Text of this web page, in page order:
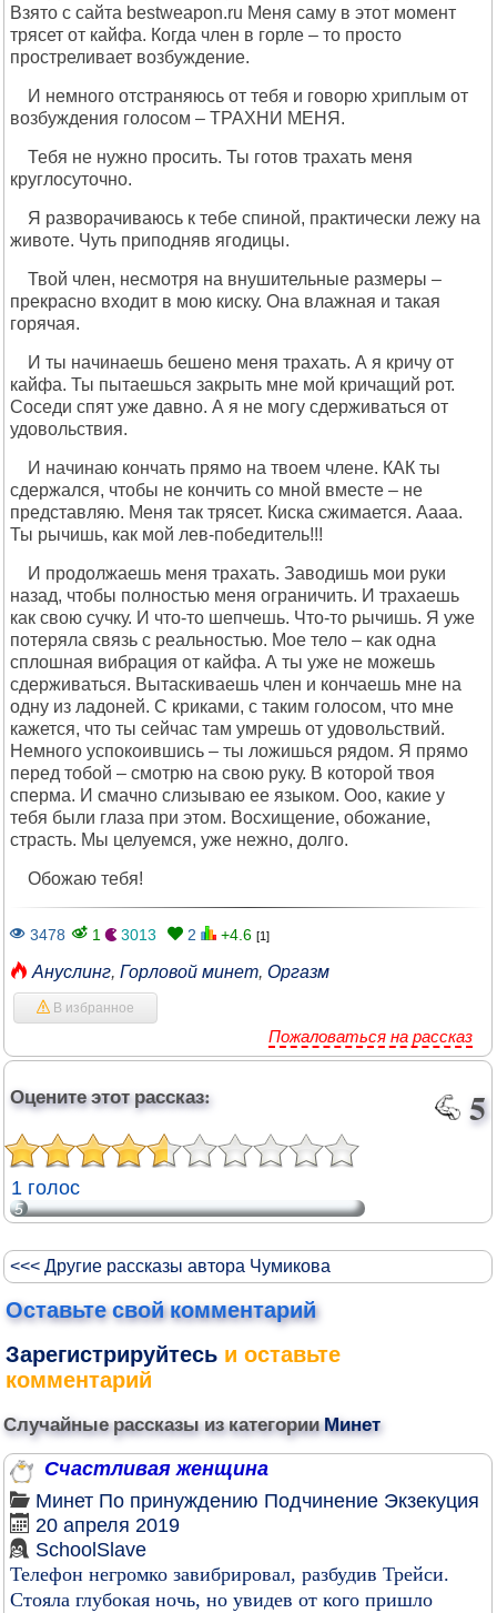
Взято с сайта bestweapon.ru Меня саму в этот момент
трясет от кайфа. Когда член в горле – то просто
простреливает возбуждение.
И немного отстраняюсь от тебя и говорю хриплым от
возбуждения голосом – ТРАХНИ МЕНЯ.
Тебя не нужно просить. Ты готов трахать меня
круглосуточно.
Я разворачиваюсь к тебе спиной, практически лежу на
животе. Чуть приподняв ягодицы.
Твой член, несмотря на внушительные размеры –
прекрасно входит в мою киску. Она влажная и такая
горячая.
И ты начинаешь бешено меня трахать. А я кричу от
кайфа. Ты пытаешься закрыть мне мой кричащий рот.
Соседи спят уже давно. А я не могу сдерживаться от
удовольствия.
И начинаю кончать прямо на твоем члене. КАК ты
сдержался, чтобы не кончить со мной вместе – не
представляю. Меня так трясет. Киска сжимается. Аааа.
Ты рычишь, как мой лев-победитель!!!
И продолжаешь меня трахать. Заводишь мои руки
назад, чтобы полностью меня ограничить. И трахаешь
как свою сучку. И что-то шепчешь. Что-то рычишь. Я уже
потеряла связь с реальностью. Мое тело – как одна
сплошная вибрация от кайфа. А ты уже не можешь
сдерживаться. Вытаскиваешь член и кончаешь мне на
одну из ладоней. С криками, с таким голосом, что мне
кажется, что ты сейчас там умрешь от удовольствий.
Немного успокоившись – ты ложишься рядом. Я прямо
перед тобой – смотрю на свою руку. В которой твоя
сперма. И смачно слизываю ее языком. Ооо, какие у
тебя были глаза при этом. Восхищение, обожание,
страсть. Мы целуемся, уже нежно, долго.
Обожаю тебя!
3478 1 3013 2 +4.6 [1]
Ануслинг, Горловой минет, Оргазм
В избранное
Пожаловаться на рассказ
Оцените этот рассказ: 5
1 голос
5
<<< Другие рассказы автора Чумикова
Оставьте свой комментарий
Зарегистрируйтесь и оставьте
комментарий
Случайные рассказы из категорииМинет
Счастливая женщина
Минет По принуждению Подчинение Экзекуция
20 апреля 2019
SchoolSlave
Телефон негромко завибрировал, разбудив Трейси.
Стояла глубокая ночь, но увидев от кого пришло